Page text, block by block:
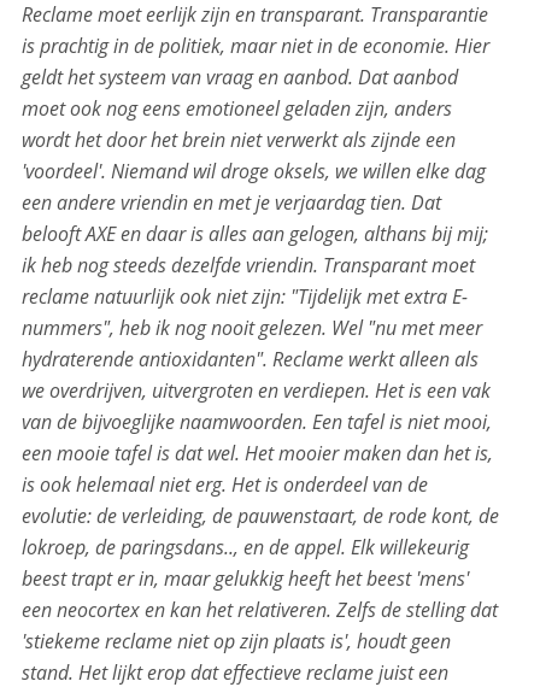
Reclame moet eerlijk zijn en transparant. Transparantie
is prachtig in de politiek, maar niet in de economie. Hier
geldt het systeem van vraag en aanbod. Dat aanbod
moet ook nog eens emotioneel geladen zijn, anders
wordt het door het brein niet verwerkt als zijnde een
'voordeel'. Niemand wil droge oksels, we willen elke dag
een andere vriendin en met je verjaardag tien. Dat
belooft AXE en daar is alles aan gelogen, althans bij mij;
ik heb nog steeds dezelfde vriendin. Transparant moet
reclame natuurlijk ook niet zijn: "Tijdelijk met extra E-
nummers", heb ik nog nooit gelezen. Wel "nu met meer
hydraterende antioxidanten". Reclame werkt alleen als
we overdrijven, uitvergroten en verdiepen. Het is een vak
van de bijvoeglijke naamwoorden. Een tafel is niet mooi,
een mooie tafel is dat wel. Het mooier maken dan het is,
is ook helemaal niet erg. Het is onderdeel van de
evolutie: de verleiding, de pauwenstaart, de rode kont, de
lokroep, de paringsdans.., en de appel. Elk willekeurig
beest trapt er in, maar gelukkig heeft het beest 'mens'
een neocortex en kan het relativeren. Zelfs de stelling dat
'stiekeme reclame niet op zijn plaats is', houdt geen
stand. Het lijkt erop dat effectieve reclame juist een